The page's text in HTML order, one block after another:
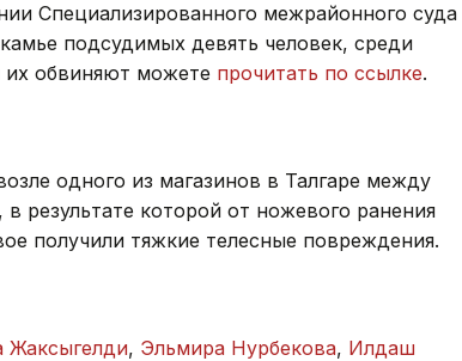
Специализированного межрайонного суда
подсудимых девять человек, среди
обвиняют можете прочитать по ссылке.
одного из магазинов в Талгаре между
результате которой от ножевого ранения
получили тяжкие телесные повреждения.
Жаксыгелди, Эльмира Нурбекова, Илдаш